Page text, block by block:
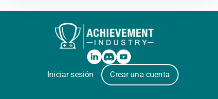
Iniciar sesión Crear una cuenta